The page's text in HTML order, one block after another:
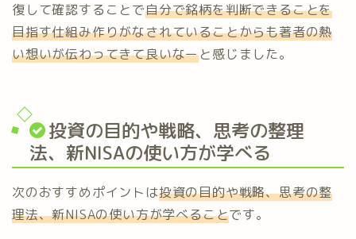
復して確認することで自分で銘柄を判断できることを
目指す仕組み作りがなされていることからも著者の熱
い想いが伝わってきて良いなーと感じました。
投資の目的や戦略、思考の整理
法、新NISAの使い方が学べる
次のおすすめポイントは投資の目的や戦略、思考の整
理法、新NISAの使い方が学べることです。